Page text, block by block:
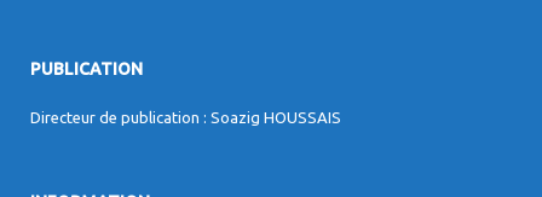
PUBLICATION
Directeur de publication : Soazig HOUSSAIS